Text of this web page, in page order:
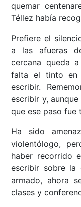
quemar
Téllez había
Prefiere el
a las afueras
cercana queda
falta el tinto en
escribir.
escribir y,
que ese paso fue
Ha sido
violentólogo,
haber recorrido
escribir sobre la
armado, ahora
clases y